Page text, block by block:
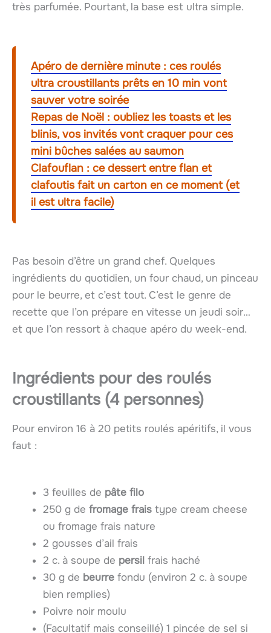
très parfumée. Pourtant, la base est ultra simple.
Apéro de dernière minute : ces roulés
ultra croustillants prêts en 10 min vont
sauver votre soirée
Repas de Noël : oubliez les toasts et les
blinis, vos invités vont craquer pour ces
mini bûches salées au saumon
Clafouflan : ce dessert entre flan et
clafoutis fait un carton en ce moment (et
il est ultra facile)
Pas besoin d’être un grand chef. Quelques
ingrédients du quotidien, un four chaud, un pinceau
pour le beurre, et c’est tout. C’est le genre de
recette que l’on prépare en vitesse un jeudi soir…
et que l’on ressort à chaque apéro du week-end.
Ingrédients pour des roulés
croustillants (4 personnes)
Pour environ 16 à 20 petits roulés apéritifs, il vous
faut :
3 feuilles de pâte filo
250 g de fromage frais type cream cheese
ou fromage frais nature
2 gousses d’ail frais
2 c. à soupe de persil frais haché
30 g de beurre fondu (environ 2 c. à soupe
bien remplies)
Poivre noir moulu
(Facultatif mais conseillé) 1 pincée de sel si